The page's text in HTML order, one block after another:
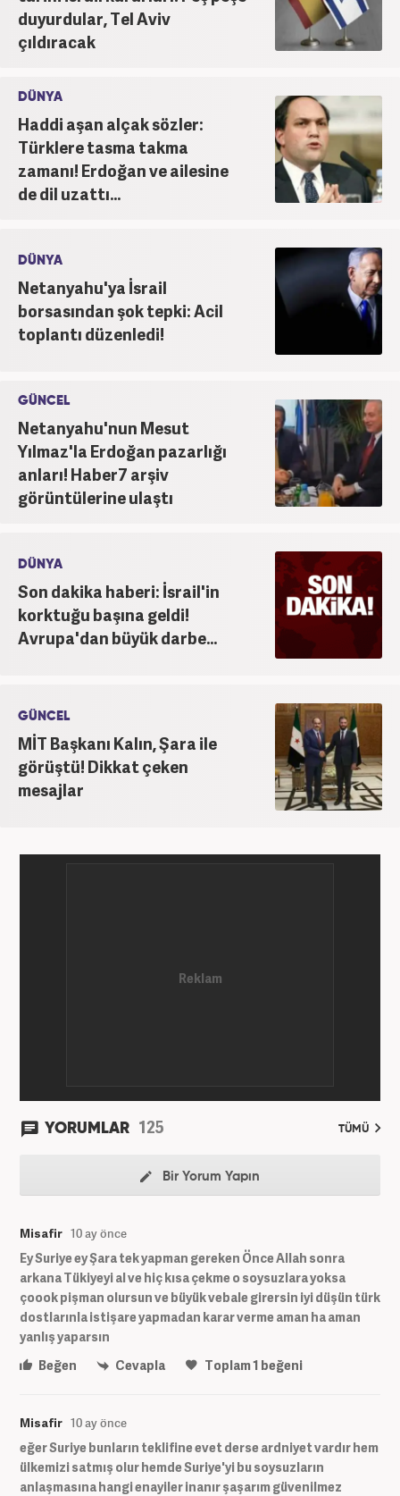
ve teknoloji kategorilerinde birçok haber ve
röportaja imza atarak galeri ve video hazırladı.
Bahadır Alemdar, meslek hayatına Haber7.com'da
duyurdular, Tel Aviv
çıldıracak
DÜNYA
Haddi aşan alçak sözler:
Türklere tasma takma
zamanı! Erdoğan ve ailesine
de dil uzattı...
DÜNYA
Netanyahu'ya İsrail
borsasından şok tepki: Acil
toplantı düzenledi!
GÜNCEL
Netanyahu'nun Mesut
Yılmaz'la Erdoğan pazarlığı
anları! Haber7 arşiv
görüntülerine ulaştı
DÜNYA
Son dakika haberi: İsrail'in
korktuğu başına geldi!
Avrupa'dan büyük darbe...
GÜNCEL
MİT Başkanı Kalın, Şara ile
görüştü! Dikkat çeken
mesajlar
YORUMLAR 125 TÜMÜ
Bir Yorum Yapın
Misafir 10 ay önce
Ey Suriye ey Şara tek yapman gereken Önce Allah sonra
arkana Tükiyeyi al ve hiç kısa çekme o soysuzlara yoksa
çoook pişman olursun ve büyük vebale girersin iyi düşün türk
dostlarınla istişare yapmadan karar verme aman ha aman
yanlış yaparsın
Beğen
Cevapla Toplam1 beğeni
Misafir 10 ay önce
eğer Suriye bunların teklifine evet derse ardniyet vardır hem
ülkemizi satmış olur hemde Suriye'yi bu soysuzların
anlaşmasına hangi enayiler inanır şaşarım güvenilmez